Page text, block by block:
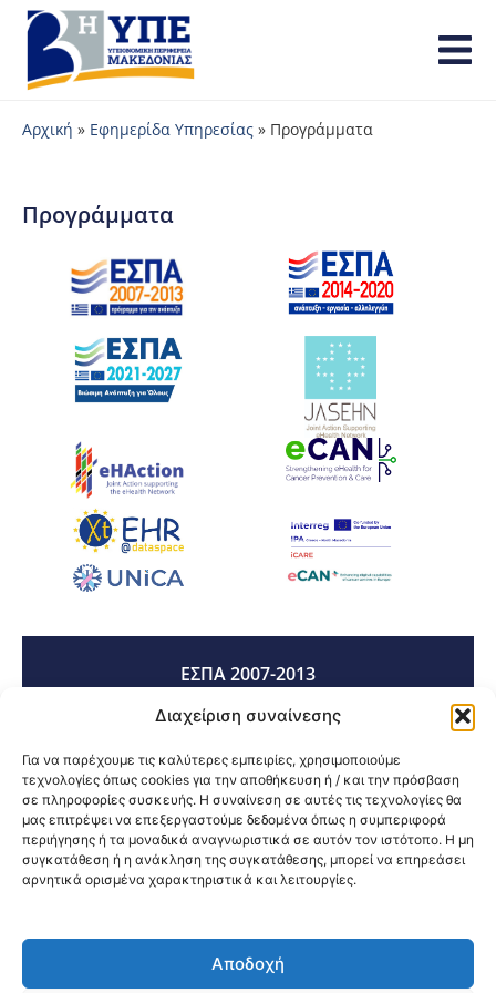
Διαχείριση συναίνεσης
Για να παρέχουμε τις καλύτερες εμπειρίες, χρησιμοποιούμε
τεχνολογίες όπως cookies για την αποθήκευση ή / και την πρόσβαση
σε πληροφορίες συσκευής. Η συναίνεση σε αυτές τις τεχνολογίες θα
μας επιτρέψει να επεξεργαστούμε δεδομένα όπως η συμπεριφορά
περιήγησης ή τα μοναδικά αναγνωριστικά σε αυτόν τον ιστότοπο. Η μη
συγκατάθεση ή η ανάκληση της συγκατάθεσης, μπορεί να επηρεάσει
αρνητικά ορισμένα χαρακτηριστικά και λειτουργίες.
Αποδοχή
Αρχική » Εφημερίδα Υπηρεσίας » Προγράμματα
Προγράμματα
ΕΣΠΑ 2007-2013
ΕΣΠΑ 2014-2020
ΕΣΠΑ 2021-2027
@2026 3ype.gr All rights reserved